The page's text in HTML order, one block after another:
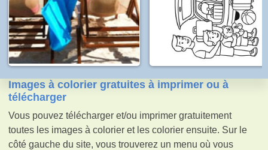
Images à colorier gratuites à imprimer ou à
télécharger
Vous pouvez télécharger et/ou imprimer gratuitement
toutes les images à colorier et les colorier ensuite. Sur le
côté gauche du site, vous trouverez un menu où vous